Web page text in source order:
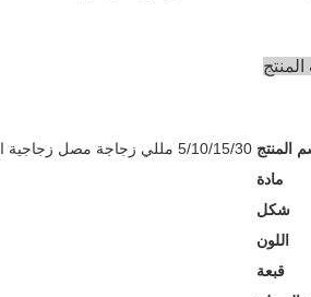
المنتج 5/10/15/30 مللي زجاجة مصل زجاجية العناية بالبشرة مستحضرات التجميل عبوات زجاجية بالقطارة زجاجات
مادة
شكل
اللون
قبعة